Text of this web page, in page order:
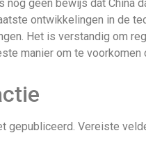
geen bewijs dat China
ontwikkelingen in de
Het is verstandig om
manier om te
gepubliceerd. Vereiste